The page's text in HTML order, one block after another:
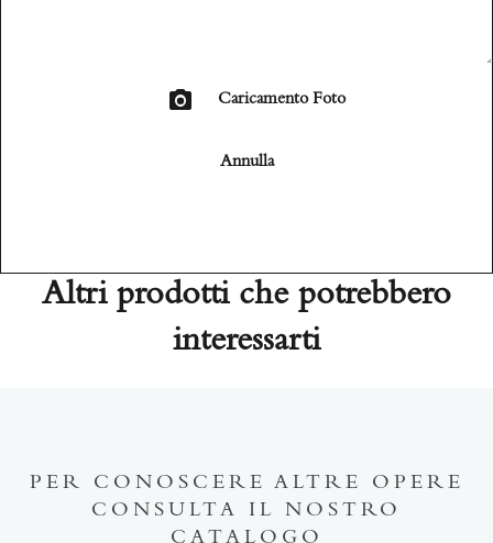
Caricamento Foto
Annulla
Altri prodotti che potrebbero
interessarti
PER CONOSCERE ALTRE OPERE
CONSULTA IL NOSTRO